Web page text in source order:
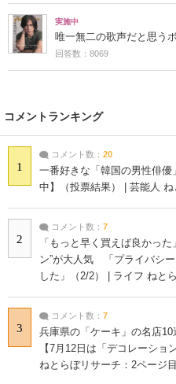
実施中
唯一無二の歌声だと思う
回答数：8069
コメントランキング
1
コメント数： 20
一番好きな「韓国の男性俳
中】（投票結果） | 芸能人
2
コメント数： 7
「もっと早く買えば良かっ
ン”が大人気 「プライバシ
した」（2/2） | ライフ ねと
3
コメント数： 7
兵庫県の「ケーキ」の名店
【7月12日は「デコレーシ
ねとらぼリサーチ：2ページ目